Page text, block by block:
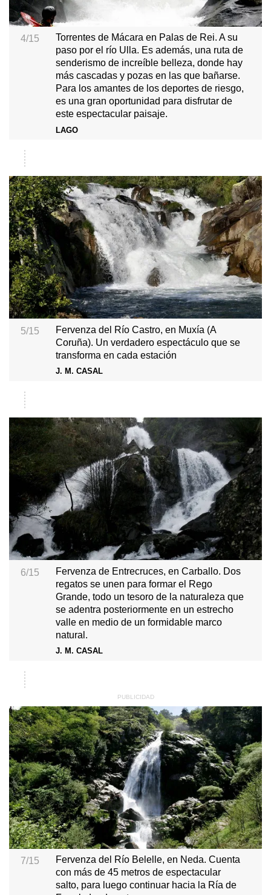
4/15
Torrentes de Mácara en Palas de Rei. A su
paso por el río Ulla. Es además, una ruta de
senderismo de increíble belleza, donde hay
más cascadas y pozas en las que bañarse.
Para los amantes de los deportes de riesgo,
es una gran oportunidad para disfrutar de
este espectacular paisaje.
LAGO
5/15
Fervenza del Río Castro, en Muxía (A
Coruña). Un verdadero espectáculo que se
transforma en cada estación
J. M. CASAL
6/15
Fervenza de Entrecruces, en Carballo. Dos
regatos se unen para formar el Rego
Grande, todo un tesoro de la naturaleza que
se adentra posteriormente en un estrecho
valle en medio de un formidable marco
natural.
J. M. CASAL
7/15
Fervenza del Río Belelle, en Neda. Cuenta
con más de 45 metros de espectacular
salto, para luego continuar hacia la Ría de